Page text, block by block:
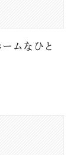
ムなひと